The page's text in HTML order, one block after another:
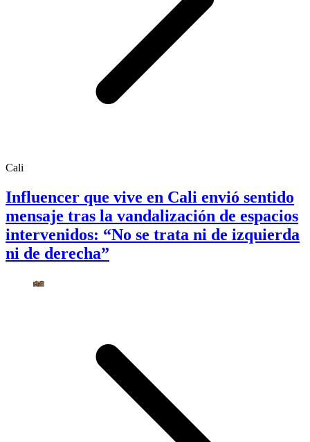
Cali
Influencer que vive en Cali envió sentido
mensaje tras la vandalización de espacios
intervenidos: “No se trata ni de izquierda
ni de derecha”